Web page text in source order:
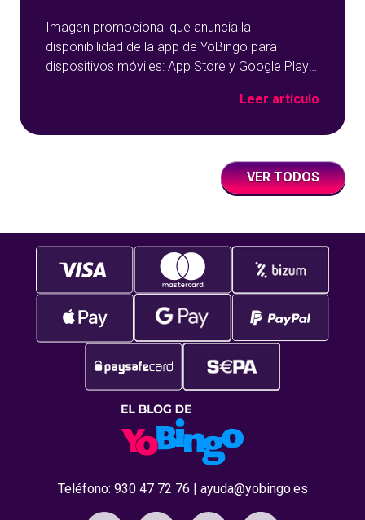
Imagen promocional que anuncia la
disponibilidad de la app de YoBingo para
dispositivos móviles: App Store y Google Play
Leer artículo
VER TODOS
Teléfono: 930 47 72 76 | ayuda@yobingo.es